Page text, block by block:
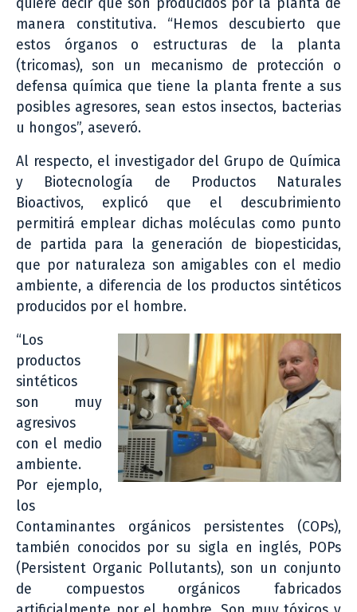
quiere decir que son producidos por la planta de
manera constitutiva. “Hemos descubierto que
estos órganos o estructuras de la planta
(tricomas), son un mecanismo de protección o
defensa química que tiene la planta frente a sus
posibles agresores, sean estos insectos, bacterias
u hongos”, aseveró.
Al respecto, el investigador del Grupo de Química
y Biotecnología de Productos Naturales
Bioactivos, explicó que el descubrimiento
permitirá emplear dichas moléculas como punto
de partida para la generación de biopesticidas,
que por naturaleza son amigables con el medio
ambiente, a diferencia de los productos sintéticos
producidos por el hombre.
“Los
productos
sintéticos
son muy
agresivos
con el medio
ambiente.
Por ejemplo,
los
Contaminantes orgánicos persistentes (COPs),
también conocidos por su sigla en inglés, POPs
(Persistent Organic Pollutants), son un conjunto
de compuestos orgánicos fabricados